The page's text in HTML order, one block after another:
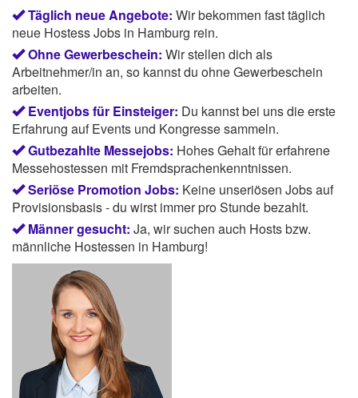
Täglich neue Angebote: Wir bekommen fast täglich
neue Hostess Jobs in Hamburg rein.
Ohne Gewerbeschein: Wir stellen dich als
Arbeitnehmer/in an, so kannst du ohne Gewerbeschein
arbeiten.
Eventjobs für Einsteiger: Du kannst bei uns die erste
Erfahrung auf Events und Kongresse sammeln.
Gutbezahlte Messejobs: Hohes Gehalt für erfahrene
Messehostessen mit Fremdsprachenkenntnissen.
Seriöse Promotion Jobs: Keine unseriösen Jobs auf
Provisionsbasis - du wirst immer pro Stunde bezahlt.
Männer gesucht: Ja, wir suchen auch Hosts bzw.
männliche Hostessen in Hamburg!